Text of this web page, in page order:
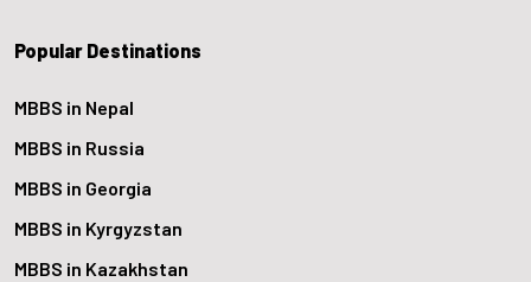
Popular Destinations
MBBS in Nepal
MBBS in Russia
MBBS in Georgia
MBBS in Kyrgyzstan
MBBS in Kazakhstan